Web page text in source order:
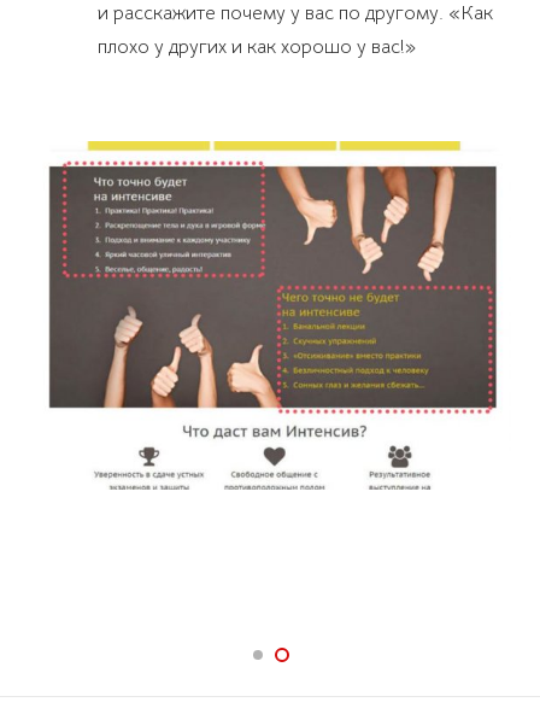
и расскажите почему у вас по другому. «Как
плохо у других и как хорошо у вас!»